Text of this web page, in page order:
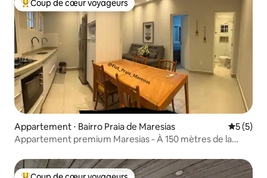
Coups de cœur voyageurs les plus appréciés
Coup de cœur voyageurs
Appartement ⋅ Bairro Praia de Maresias
5 (5)
Appartement premium Maresias - À 150 mètres de la